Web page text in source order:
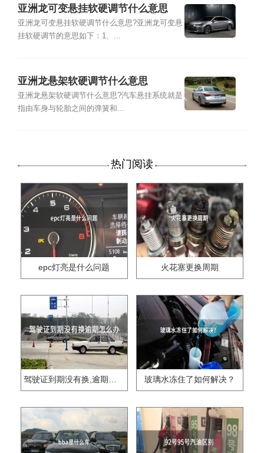
亚洲龙可变悬挂软硬调节什么意思
亚洲龙可变悬挂软硬调节什么意思?亚洲龙可变悬
挂软硬调节的意思如下：1、...
亚洲龙悬架软硬调节什么意思
亚洲龙悬架软硬调节什么意思?汽车悬挂系统就是
指由车身与轮胎之间的弹簧和...
热门阅读
epc灯亮是什么问题 火花塞更换周期
驾驶证到期没有换,逾期怎么办?? 玻璃水冻住了如何解决？